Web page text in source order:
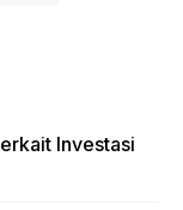
Investasi